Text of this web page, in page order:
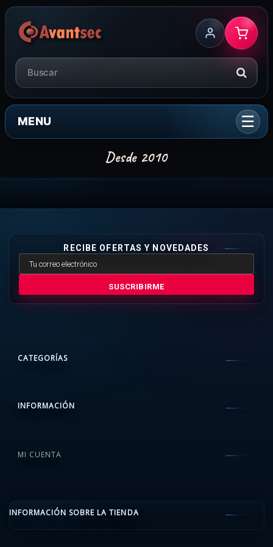
MENU
RECIBE OFERTAS Y NOVEDADES
SUSCRIBIRME
CATEGORÍAS
INFORMACIÓN
MI CUENTA
INFORMACIÓN SOBRE LA TIENDA